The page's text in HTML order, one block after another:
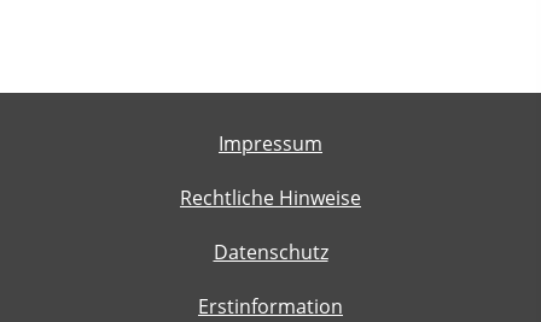
Impressum
Rechtliche Hinweise
Datenschutz
Erstinformation